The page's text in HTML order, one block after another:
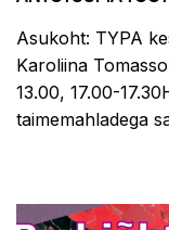
Asukoht: TYPA
Karoliina
13.00, 17.00-
taimemahladega